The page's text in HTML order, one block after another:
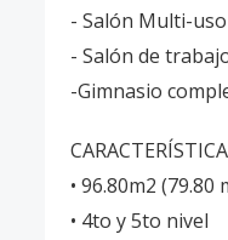
- Salón Multi-
- Salón de
-Gimnasio
• 96.80m2
• 4to y 5to nivel